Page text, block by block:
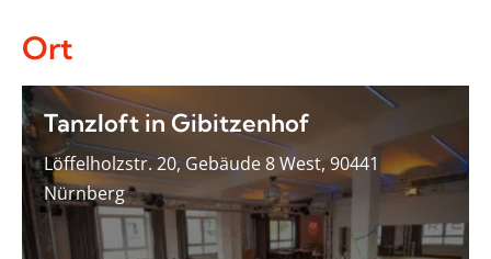
Ort
Tanzloft in Gibitzenhof
Löffelholzstr. 20, Gebäude 8 West, 90441
Nürnberg